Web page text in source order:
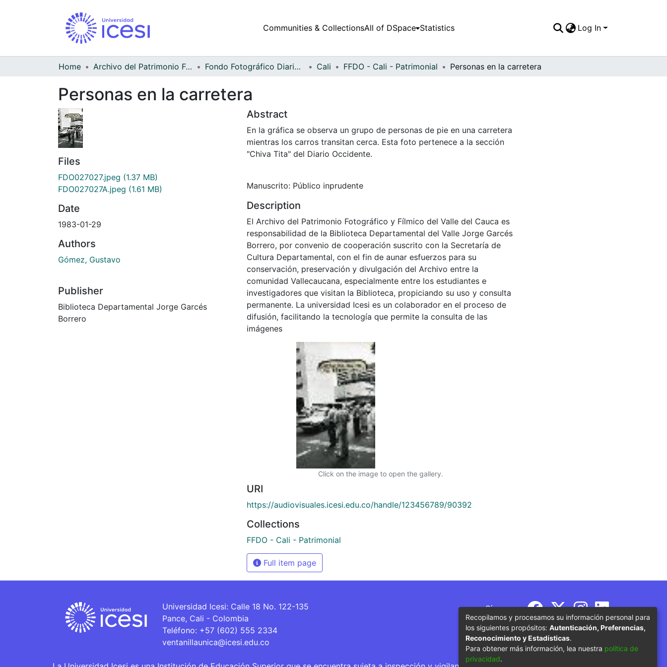
Communities & CollectionsAll of DSpace Statistics Log In
Home Archivo del Patrimonio Fotográfico y Fílmico del Valle del Cauca Fondo Fotográfico Diario Occidente Cali FFDO - Cali - Patrimonial Personas en la carretera
Personas en la carretera
Files
FDO027027.jpeg (1.37 MB)
FDO027027A.jpeg (1.61 MB)
Date
1983-01-29
Authors
Gómez, Gustavo
Publisher
Biblioteca Departamental Jorge Garcés
Borrero
Abstract
En la gráfica se observa un grupo de personas de pie en una carretera
mientras los carros transitan cerca. Esta foto pertenece a la sección
"Chiva Tita" del Diario Occidente.
Manuscrito: Público inprudente
Description
El Archivo del Patrimonio Fotográfico y Fílmico del Valle del Cauca es
responsabilidad de la Biblioteca Departamental del Valle Jorge Garcés
Borrero, por convenio de cooperación suscrito con la Secretaría de
Cultura Departamental, con el fin de aunar esfuerzos para su
conservación, preservación y divulgación del Archivo entre la
comunidad Vallecaucana, especialmente entre los estudiantes e
investigadores que visitan la Biblioteca, propiciando su uso y consulta
permanente. La universidad Icesi es un colaborador en el proceso de
difusión, facilitando la tecnología que permite la consulta de las
imágenes
Click on the image to open the gallery.
URI
https://audiovisuales.icesi.edu.co/handle/123456789/90392
Collections
FFDO - Cali - Patrimonial
Full item page
Universidad Icesi: Calle 18 No. 122-135
Pance, Cali - Colombia
Teléfono: +57 (602) 555 2334
ventanillaunica@icesi.edu.co
Síguenos
Recopilamos y procesamos su información personal para
los siguientes propósitos: Autenticación, Preferencias,
Reconocimiento y Estadísticas.
Para obtener más información, lea nuestra política de
privacidad.